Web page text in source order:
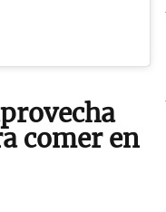
comer en